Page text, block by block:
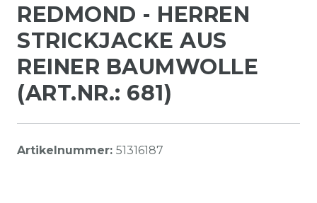
REDMOND - HERREN
STRICKJACKE AUS
REINER BAUMWOLLE
(ART.NR.: 681)
Artikelnummer: 51316187